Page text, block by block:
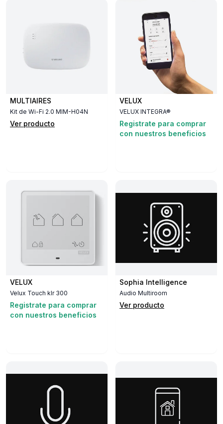
MULTIAIRES
Kit de Wi-Fi 2.0 MIM-H04N
Ver producto
VELUX
VELUX INTEGRA®
Registrate para comprar
con nuestros beneficios
VELUX
Velux Touch klr 300
Registrate para comprar
con nuestros beneficios
Sophia Intelligence
Audio Multiroom
Ver producto